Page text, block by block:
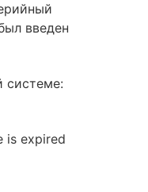
введен
системе:
is expired